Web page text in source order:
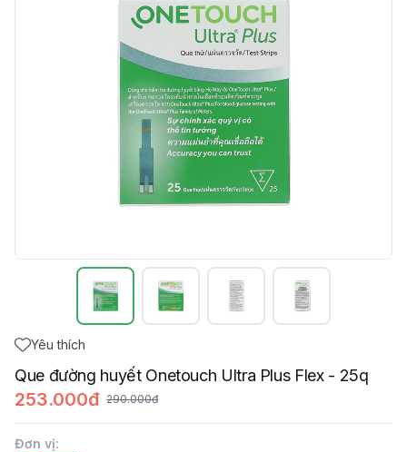
Yêu thích
Que đường huyết Onetouch Ultra Plus Flex - 25q
253.000đ 290.000đ
Đơn vị: